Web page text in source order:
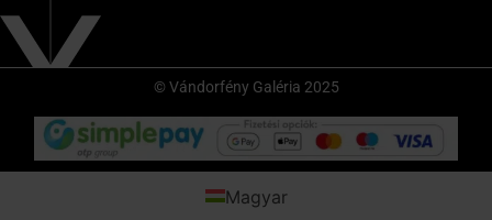
© Vándorfény Galéria 2025
Magyar